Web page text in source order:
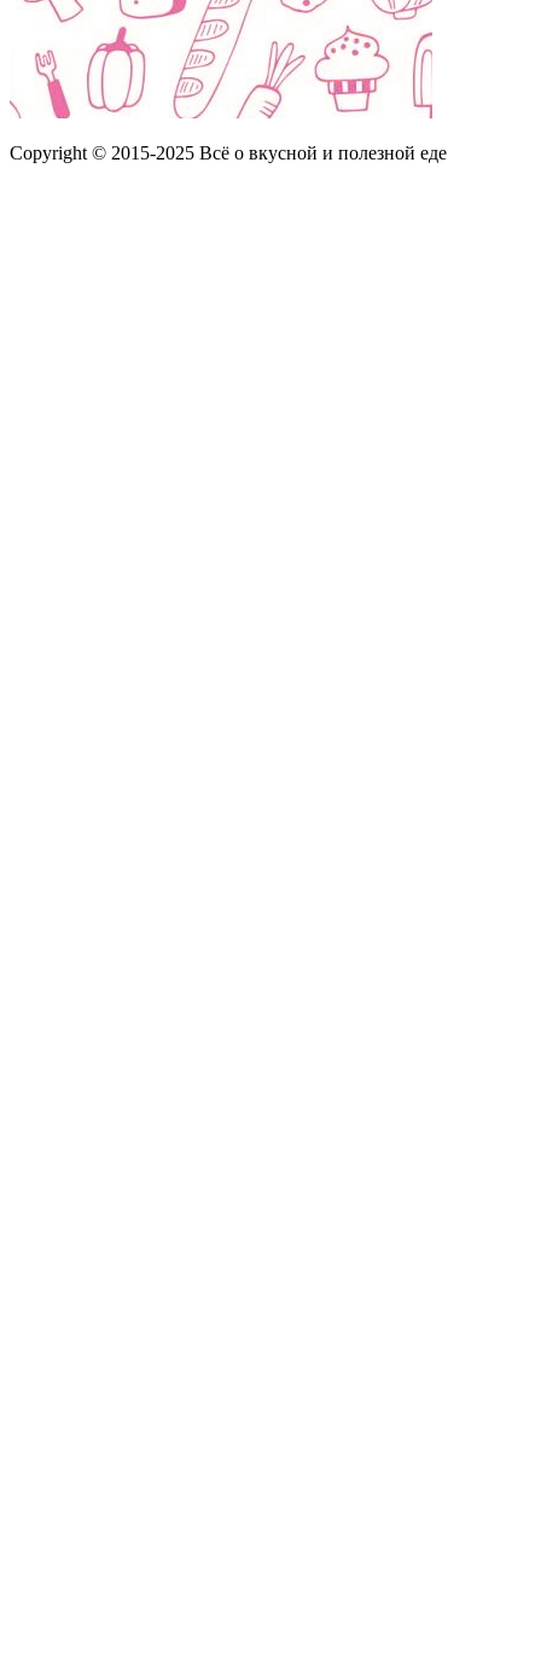
Copyright © 2015-2025 Всё о вкусной и полезной еде